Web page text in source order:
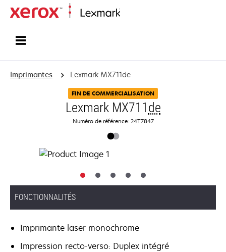
Imprimantes Lexmark MX711de
FIN DE COMMERCIALISATION
Lexmark MX711 de
Numéro de référence: 24T7847
FONCTIONNALITÉS
Imprimante laser monochrome
Impression recto-verso: Duplex intégré